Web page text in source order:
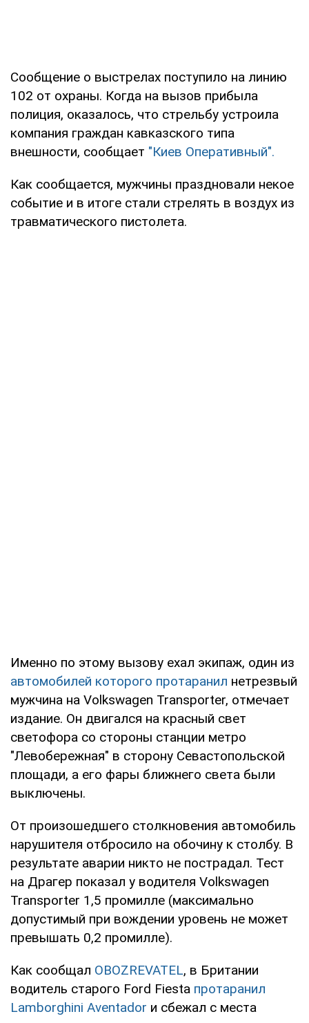
Сообщение о выстрелах поступило на линию
102 от охраны. Когда на вызов прибыла
полиция, оказалось, что стрельбу устроила
компания граждан кавказского типа
внешности, сообщает "Киев Оперативный".
Как сообщается, мужчины праздновали некое
событие и в итоге стали стрелять в воздух из
травматического пистолета.
Именно по этому вызову ехал экипаж, один из
автомобилей которого протаранил нетрезвый
мужчина на Volkswagen Transporter, отмечает
издание. Он двигался на красный свет
светофора со стороны станции метро
"Левобережная" в сторону Севастопольской
площади, а его фары ближнего света были
выключены.
От произошедшего столкновения автомобиль
нарушителя отбросило на обочину к столбу. В
результате аварии никто не пострадал. Тест
на Драгер показал у водителя Volkswagen
Transporter 1,5 промилле (максимально
допустимый при вождении уровень не может
превышать 0,2 промилле).
Как сообщал OBOZREVATEL, в Британии
водитель старого Ford Fiesta протаранил
Lamborghini Aventador и сбежал с места